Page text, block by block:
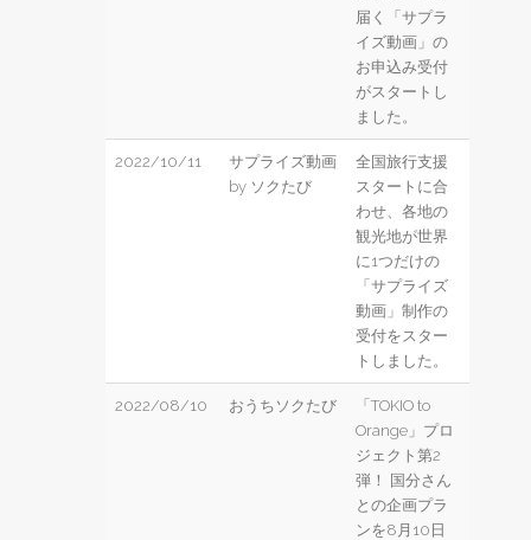
届く「サプラ
イズ動画」の
お申込み受付
がスタートし
ました。
2022/10/11
サプライズ動画
by ソクたび
全国旅行支援
スタートに合
わせ、各地の
観光地が世界
に1つだけの
「サプライズ
動画」制作の
受付をスター
トしました。
2022/08/10 おうちソクたび
「TOKIO to
Orange」プロ
ジェクト第2
弾！ 国分さん
との企画プラ
ンを8月10日